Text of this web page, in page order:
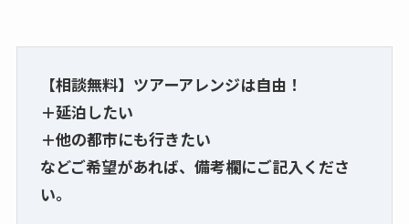
【相談無料】ツアーアレンジは自由！
＋延泊したい
＋他の都市にも行きたい
などご希望があれば、備考欄にご記入くださ
い。